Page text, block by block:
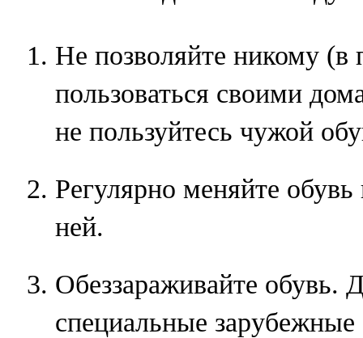
Не позволяйте никому (в
пользоваться своими
не пользуйтесь чужой
Регулярно меняйте
ней.
Обеззараживайте обувь.
специальные зарубежные